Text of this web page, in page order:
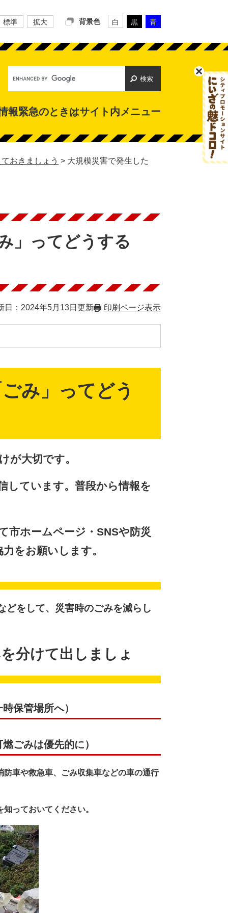
標準 拡大 背景色 白 黒 青
タ
検
索
報緊急のときはサイト内メニュー
おきましょう > 大規模災害で発生した
」ってどうする
日：2024年5月13日更新 印刷ページ表示
み」ってどう
が大切です。
ています。普段から情報を
ホームページ・SNSや防災
をお願いします。
をして、災害時のごみを減らし
分けて出しましょ
管場所へ）
みは優先的に）
車や救急車、ごみ収集車などの車の通行
っておいてください。